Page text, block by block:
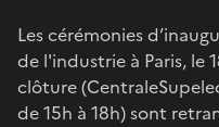
Les cérémonies
de l'industrie à Paris, le
clôture
de 15h à 18h) sont